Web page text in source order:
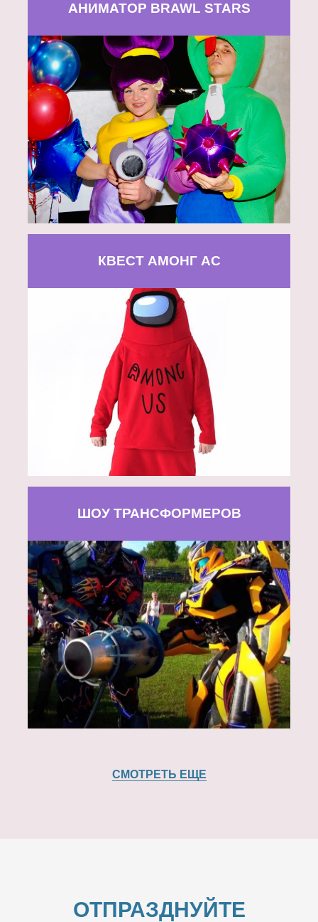
АНИМАТОР BRAWL STARS
КВЕСТ АМОНГ АС
ШОУ ТРАНСФОРМЕРОВ
СМОТРЕТЬ ЕЩЕ
ОТПРАЗДНУЙТЕ